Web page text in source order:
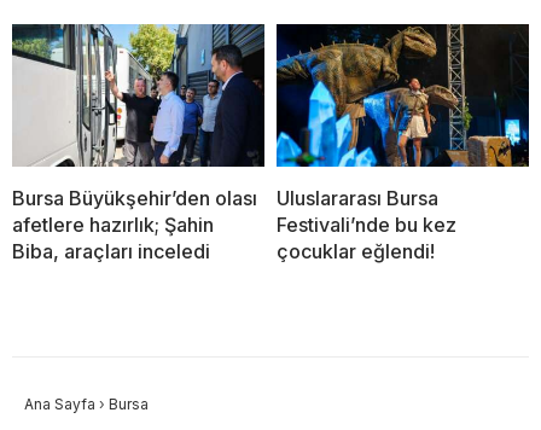
Bursa Büyükşehir’den olası
afetlere hazırlık; Şahin
Biba, araçları inceledi
Uluslararası Bursa
Festivali’nde bu kez
çocuklar eğlendi!
Ana Sayfa › Bursa